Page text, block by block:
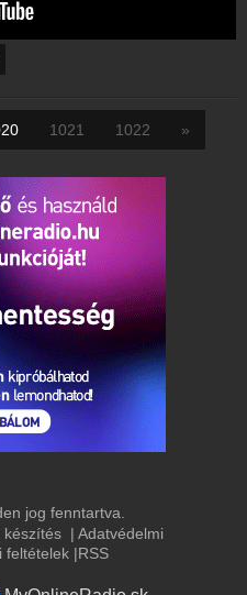
1021 1022 »
jog fenntartva.
készítés | Adatvédelmi
feltételek |RSS